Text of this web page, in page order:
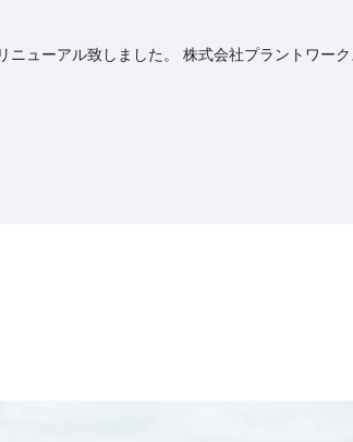
ューアル致しました。 株式会社プラントワー